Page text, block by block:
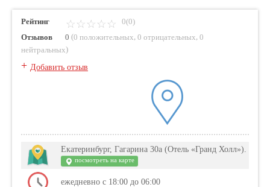
Рейтинг
0(0)
Отзывов
0 (0 положительных, 0 отрицательных, 0
нейтральных)
+ Добавить отзыв
Екатеринбург, Гагарина 30а (Отель «Гранд Холл»).
посмотреть на карте
ежедневно с 18:00 до 06:00